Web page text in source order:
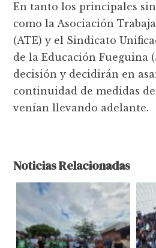
En tanto los principales
como la Asociación
(ATE) y el Sindicato
de la Educación Fueguina
decisión y decidirán en
continuidad de medidas
venían llevando adelante.
Noticias Relacionadas